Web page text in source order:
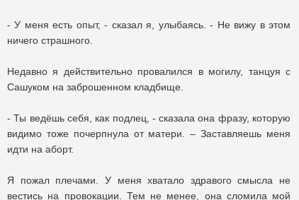
- У меня есть опыт, - сказал я, улыбаясь. - Не вижу в этом
ничего страшного.
Недавно я действительно провалился в могилу, танцуя с
Сашуком на заброшенном кладбище.
- Ты ведёшь себя, как подлец, - сказала она фразу, которую
видимо тоже почерпнула от матери. – Заставляешь меня
идти на аборт.
Я пожал плечами. У меня хватало здравого смысла не
вестись на провокации. Тем не менее, она сломила мой